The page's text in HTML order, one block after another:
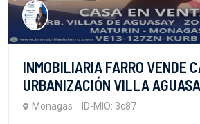
INMOBILIARIA FARRO VENDE
URBANIZACIÓN VILLA
Monagas ID-MIO: 3c87